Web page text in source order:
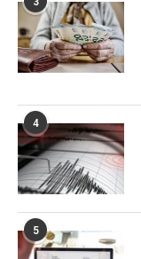
4
5